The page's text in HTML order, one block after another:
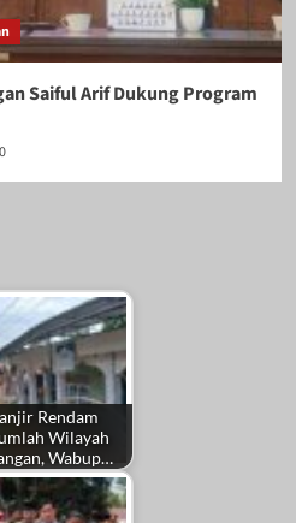
Saiful Arif Dukung Program
0
Rendam
Wilayah
Wabup…